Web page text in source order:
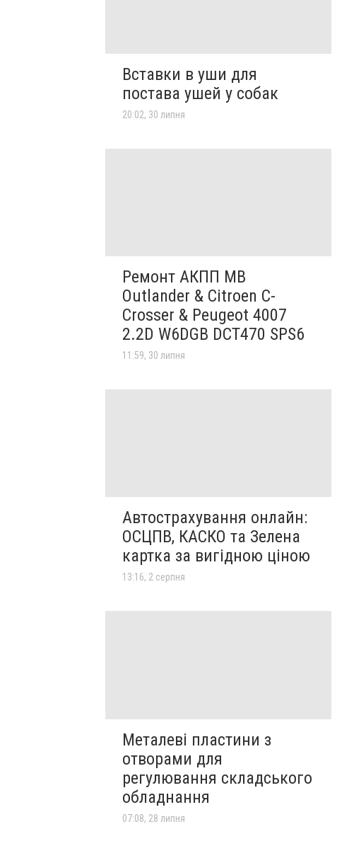
Вставки в уши для
постава ушей у собак
20:02, 30 липня
Ремонт АКПП MB
Outlander & Citroen C-
Crosser & Peugeot 4007
2.2D W6DGB DCT470 SPS6
11:59, 30 липня
Автострахування онлайн:
ОСЦПВ, КАСКО та Зелена
картка за вигідною ціною
13:16, 2 серпня
Металеві пластини з
отворами для
регулювання складського
обладнання
07:08, 28 липня